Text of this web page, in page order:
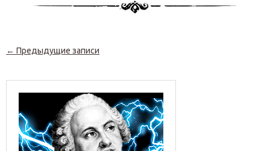
Навигация по записям
← Предыдущие записи